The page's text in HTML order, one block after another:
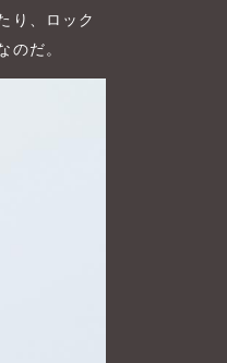
り、ロック
のだ。